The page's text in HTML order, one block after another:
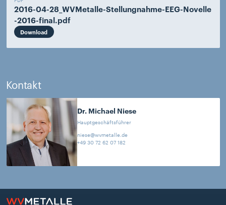
2016-04-28_WVMetalle-Stellungnahme-EEG-Novelle
-2016-final.pdf
Download
Kontakt
Dr. Michael Niese
Hauptgeschäftsführer
niese@wvmetalle.de
+49 30 72 62 07 182